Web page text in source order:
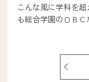
こんな風に学科を
も総合学園のＯＢ